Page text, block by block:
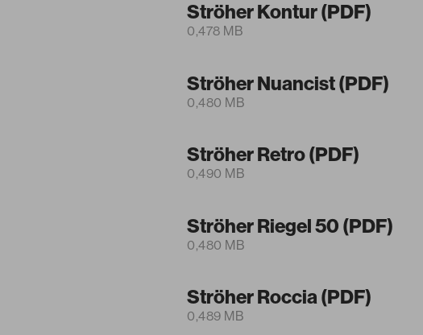
Ströher Kontur (PDF)
0,478 MB
Ströher Nuancist (PDF)
0,480 MB
Ströher Retro (PDF)
0,490 MB
Ströher Riegel 50 (PDF)
0,480 MB
Ströher Roccia (PDF)
0,489 MB